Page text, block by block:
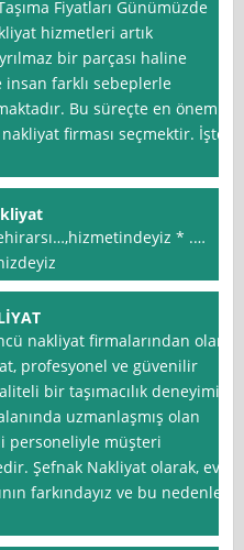
Fiyatları Günümüzde
hizmetleri artık
bir parçası haline
farklı sebeplerle
Bu süreçte en önemli
firması seçmektir. İşte
* .…
nakliyat firmalarından olan
profesyonel ve güvenilir
bir taşımacılık deneyimi
uzmanlaşmış olan
personeliyle müşteri
Şefnak Nakliyat olarak, ev
farkındayız ve bu nedenle